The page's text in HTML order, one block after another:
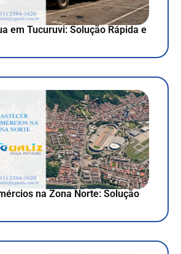
em Tucuruvi: Solução Rápida e
na Zona Norte: Solução